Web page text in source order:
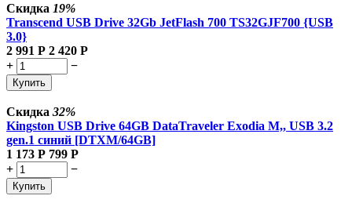
Скидка 19%
Transcend USB Drive 32Gb JetFlash 700 TS32GJF700 {USB
3.0}
2 991 Р 2 420 Р
+
−
Купить
Скидка 32%
Kingston USB Drive 64GB DataTraveler Exodia M,, USB 3.2
gen.1 синий [DTXM/64GB]
1 173 Р 799 Р
+
−
Купить